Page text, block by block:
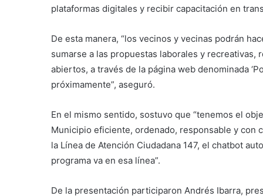
plataformas digitales y recibir capacitación en
De esta manera, “los vecinos y vecinas podrán
sumarse a las propuestas laborales y
abiertos, a través de la página web denominada
próximamente”, aseguró.
En el mismo sentido, sostuvo que “tenemos el
Municipio eficiente, ordenado, responsable y con
la Línea de Atención Ciudadana 147, el chatbot
programa va en esa línea”.
De la presentación participaron Andrés Ibarra,